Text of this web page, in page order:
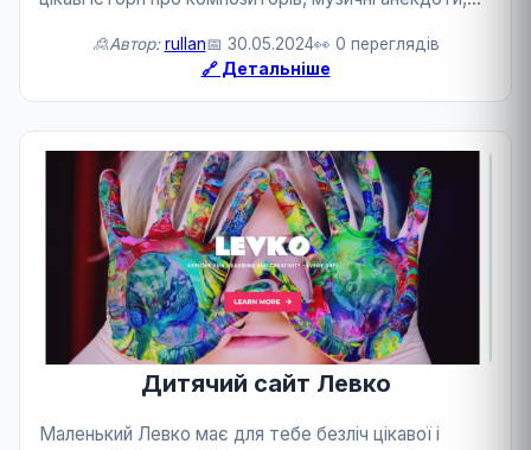
🙎Автор: rullan📅 30.05.2024👀 0 переглядів
🔗 Детальніше
Дитячий сайт Левко
Маленький Левко має для тебе безліч цікавої і